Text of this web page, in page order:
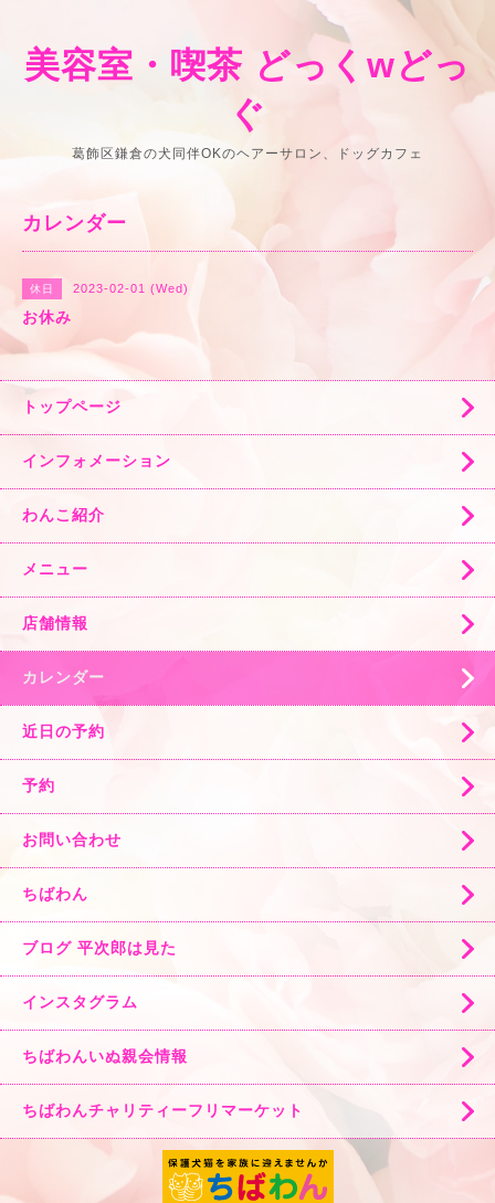
美容室・喫茶 どっくwどっ
ぐ
葛飾区鎌倉の犬同伴OKのヘアーサロン、ドッグカフェ
カレンダー
休日 2023-02-01 (Wed)
お休み
トップページ
インフォメーション
わんこ紹介
メニュー
店舗情報
カレンダー
近日の予約
予約
お問い合わせ
ちばわん
ブログ 平次郎は見た
インスタグラム
ちばわんいぬ親会情報
ちばわんチャリティーフリマーケット